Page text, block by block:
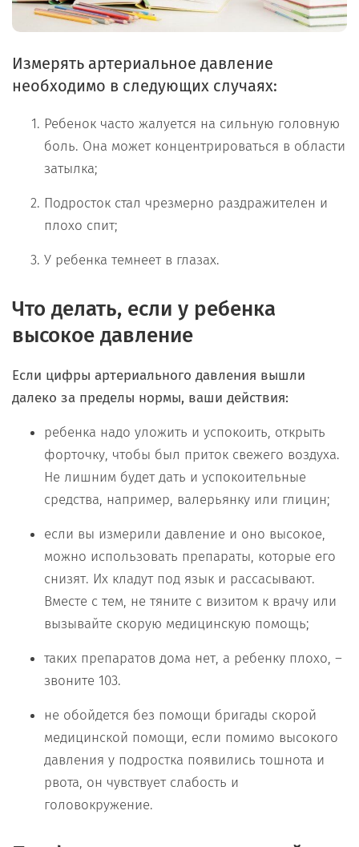
Измерять артериальное давление
необходимо в следующих случаях:
Ребенок часто жалуется на сильную головную
боль. Она может концентрироваться в области
затылка;
Подросток стал чрезмерно раздражителен и
плохо спит;
У ребенка темнеет в глазах.
Что делать, если у ребенка
высокое давление
Если цифры артериального давления вышли
далеко за пределы нормы, ваши действия:
ребенка надо уложить и успокоить, открыть
форточку, чтобы был приток свежего воздуха.
Не лишним будет дать и успокоительные
средства, например, валерьянку или глицин;
если вы измерили давление и оно высокое,
можно использовать препараты, которые его
снизят. Их кладут под язык и рассасывают.
Вместе с тем, не тяните с визитом к врачу или
вызывайте скорую медицинскую помощь;
таких препаратов дома нет, а ребенку плохо, –
звоните 103.
не обойдется без помощи бригады скорой
медицинской помощи, если помимо высокого
давления у подростка появились тошнота и
рвота, он чувствует слабость и
головокружение.